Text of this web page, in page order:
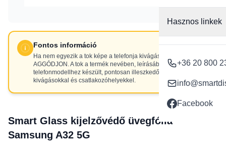
Hasznos linkek
+36 20 800
Facebook
Fontos információ
Ha nem egyezik a tok képe a telefonja kivágásaival, NE
AGGÓDJON. A tok a termék nevében, leírásában szereplő
telefonmodellhez készült, pontosan illeszkedő
kivágásokkal és csatlakozóhelyekkel.
Smart Glass kijelzővédő üvegfólia
Samsung A32 5G